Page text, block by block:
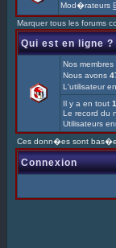
Mod�rateurs
Marquer tous les forums
Qui est en ligne ?
Nos
Nous avons
L'utilisateur
Il y a en tout
Le record du
Utilisateurs
Ces donn�es sont
Connexion